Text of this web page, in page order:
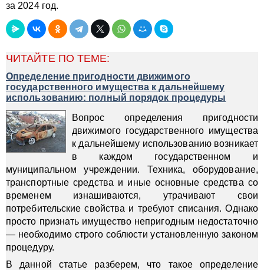
за 2024 год.
ЧИТАЙТЕ ПО ТЕМЕ:
Определение пригодности движимого
государственного имущества к дальнейшему
использованию: полный порядок процедуры
Вопрос определения пригодности
движимого государственного имущества
к дальнейшему использованию возникает
в каждом государственном и
муниципальном учреждении. Техника, оборудование,
транспортные средства и иные основные средства со
временем изнашиваются, утрачивают свои
потребительские свойства и требуют списания. Однако
просто признать имущество непригодным недостаточно
— необходимо строго соблюсти установленную законом
процедуру.
В данной статье разберем, что такое определение